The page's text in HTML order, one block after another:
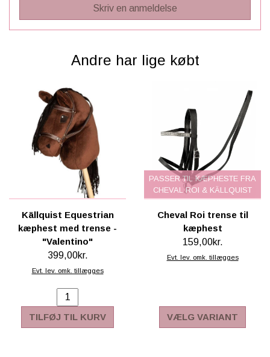
Skriv en anmeldelse
Andre har lige købt
Källquist Equestrian
kæphest med trense -
"Valentino"
399,00kr.
Evt. lev. omk. tillægges
TILFØJ TIL KURV
PASSER TIL KÆPHESTE FRA
CHEVAL ROI & KÄLLQUIST
Cheval Roi trense til
kæphest
159,00kr.
Evt. lev. omk. tillægges
VÆLG VARIANT